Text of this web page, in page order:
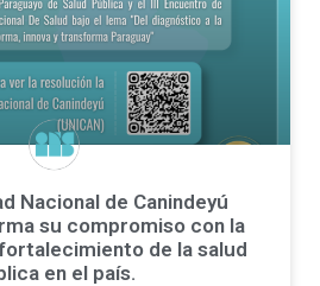
Nacional de Canindeyú
su compromiso con la
de la salud
en el país.